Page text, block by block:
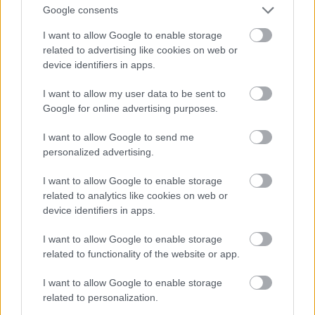
Google consents
I want to allow Google to enable storage
related to advertising like cookies on web or
device identifiers in apps.
I want to allow my user data to be sent to
Google for online advertising purposes.
I want to allow Google to send me
personalized advertising.
I want to allow Google to enable storage
related to analytics like cookies on web or
device identifiers in apps.
I want to allow Google to enable storage
related to functionality of the website or app.
I want to allow Google to enable storage
related to personalization.
közben a metróra is át lehet szállni. A kilencvenes
évek elején volt talán két rövid időszak, amikor a
8/8A körbejárta a lakótelepet, és aztán bement a
Március 15. térig, de nem tartott sokáig, és ugye az
is csak az Erzsébet híd alá vitt, nem valami értelmes
helyig. A nagy coccjalista városfejlesztés jegyében
irtó fura, hogy nemhogy metrót nem kapott egy
ekkora telep, de még a buszokkal is csak a következő
átszállásig (Móricz és Déli) vitték el a dolgozót. A
szép új időkben aztán elkezdték mindenütt
legyenek, szóval mintha tényleg ki akartak volna
szúrni a sok ezer emberrel...
46Laca
A metrót nem a lakótelepekhez igazították, hanem a
nagyobb tömegközlekedési csomópontokhoz, a